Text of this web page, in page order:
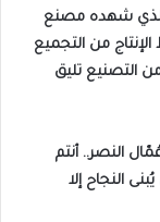
الذي شهده مصنع
من التجميع
من التصنيع تليق
النصر.. أنتم
النجاح إلا